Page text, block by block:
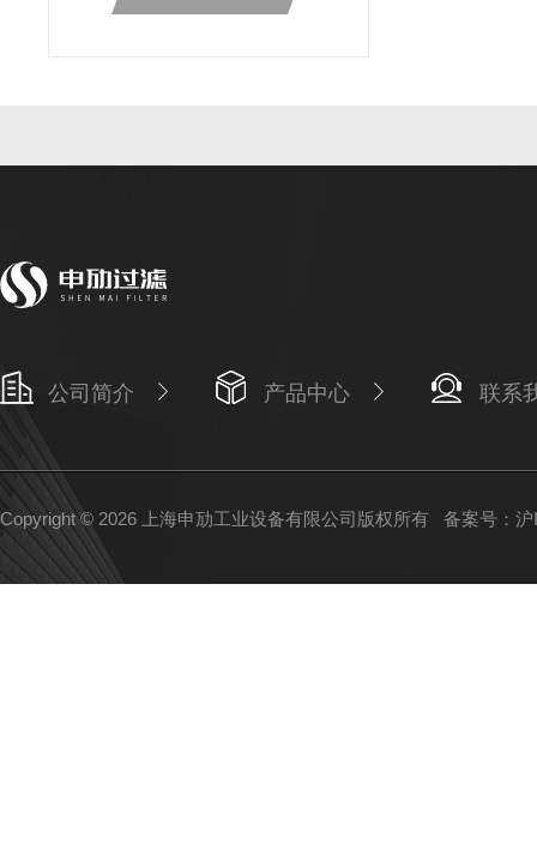
公司简介 产品中心 联系
Copyright © 2026 上海申劢工业设备有限公司版权所有 备案号：